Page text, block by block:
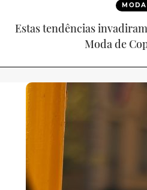
MODA
Estas tendências
Moda de